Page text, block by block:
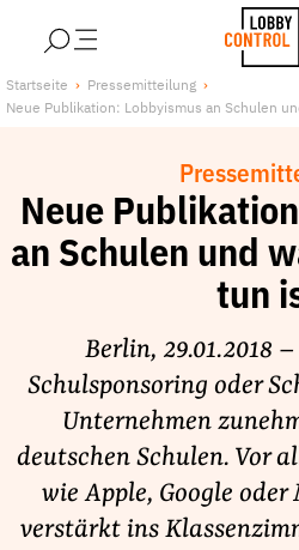
Über uns
Finanzierung
Publikationen und Material
Unsere Schwerpunkte
Lobbykontrolle und Regeln
Lobbyismus und Klima
Macht der Digitalkonzerne
Spenden & Fördern
Startseite
Pressemitteilung
Neue Publikation: Lobbyismus an Schulen
Neue
an Schulen und
tun
Berlin, 29.01.2018
Schulsponsoring oder
Unternehmen
deutschen Schulen. Vor
wie Apple, Google
verstärkt ins